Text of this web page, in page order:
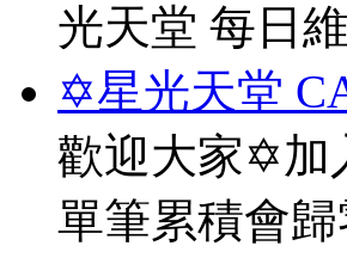
光天堂 每日
✡星光天堂
歡迎大家✡加
單筆累積會